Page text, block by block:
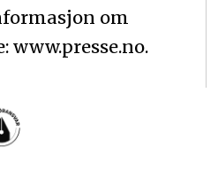
om
www.presse.no.